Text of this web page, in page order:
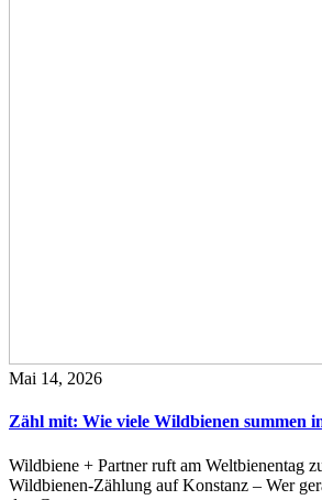
Mai 14, 2026
Zähl mit: Wie viele Wildbienen summen
Wildbiene + Partner ruft am Weltbienentag
Wildbienen-Zählung auf Konstanz – Wer